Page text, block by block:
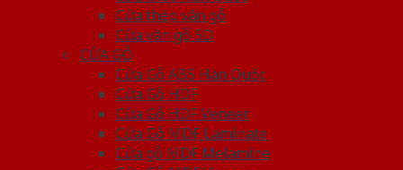
Cửa thép vân gỗ
Cửa vân gỗ 5D
CỬA GỖ
Cửa Gỗ ABS Hàn Quốc
Cửa Gỗ HDF
Cửa Gỗ HDF Veneer
Cửa Gỗ MDF Laminate
Cửa gỗ MDF Melamine